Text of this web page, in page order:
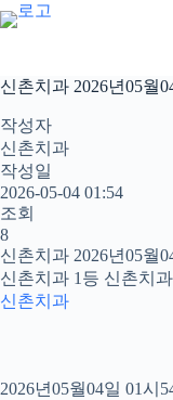
본
문
로
건
너
뛰
기
신촌치과 2026년05월
작성자
신촌치과
작성일
2026-05-04 01:54
조회
8
신촌치과 2026년05월
신촌치과 1등 신촌치
신촌치과
2026년05월04일 01시